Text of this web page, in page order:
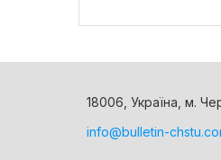
18006, Україна, м.
info@bulletin-